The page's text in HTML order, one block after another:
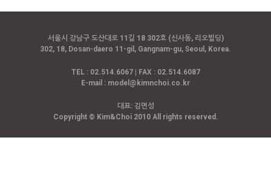
서울시 강남구 도산대로 11길 18 302호 (신사동, 리오빌딩)
302, 18, Dosan-daero 11-gil, Gangnam-gu, Seoul, Korea.
TEL : 02.514.6067 | FAX : 02.514.6087
E-mail : model@kimnchoi.co.kr
대표: 김면성
Copyright © Kim&Choi 2010 All rights reserved.